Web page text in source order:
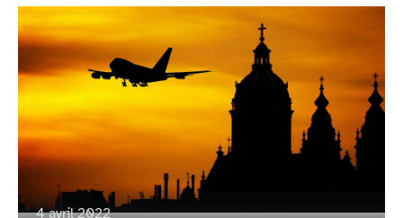
4 avril 2022